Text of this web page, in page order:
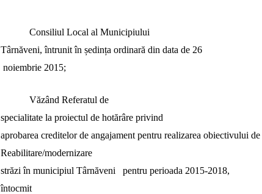
Consiliul Local al Municipiului
Târnăveni, întrunit în ședința ordinară din data de 26
noiembrie 2015;
Văzând Referatul de
specialitate la proiectul de hotărâreprivind
aprobarea creditelor de angajament pentru realizarea obiectivului
Reabilitare/modernizare
străzi în municipiul Târnăveni 
pentru perioada 2015-2018,
întocmit